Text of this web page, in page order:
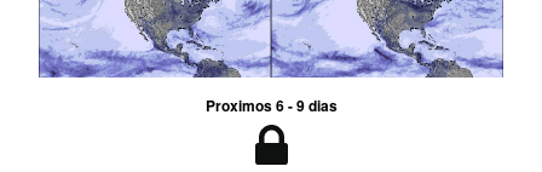
Proximos 6 - 9 dias